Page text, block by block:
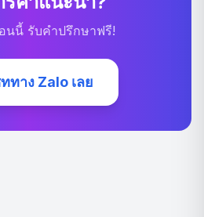
นนี้ รับคำปรึกษาฟรี!
ทาง Zalo เลย